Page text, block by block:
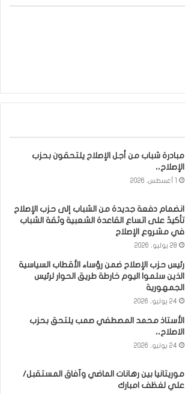
مبادرة شباب من أجل الإصلاح يلتحقون بحزب
الإصلاح،،
انضمام دفعة جديدة من الشباب إلى حزب الإصلاح
تأكيدٌ على اتساع القاعدة الشعبية وثقة الشباب
في مشروع الإصلاح
28 يوليو، 2026
رئيس حزب الإصلاح ضمن رؤساء الأقطاب السياسية
الذين سلموا اليوم خارطة طريق الحوار لرئيس
الجمهورية
24 يوليو، 2026
الأستاذ محمد المصطفي صمب يلتحق بحزب
الاصلاح،،
24 يوليو، 2026
موريتانيا بين رهانات الماضي وآفاق المستقبل/
علي لغظف امبارك